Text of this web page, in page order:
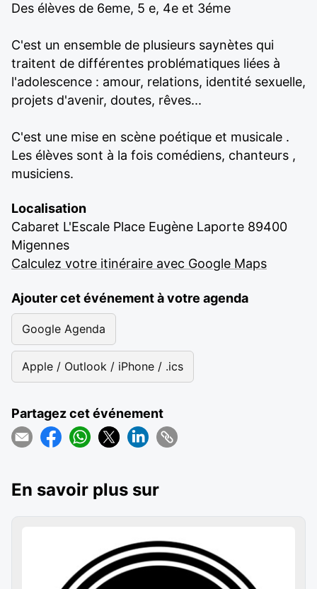
Des élèves de 6eme, 5 e, 4e et 3éme
C'est un ensemble de plusieurs saynètes qui
traitent de différentes problématiques liées à
l'adolescence : amour, relations, identité sexuelle,
projets d'avenir, doutes, rêves...
C'est une mise en scène poétique et musicale .
Les élèves sont à la fois comédiens, chanteurs ,
musiciens.
Localisation
Cabaret L'Escale Place Eugène Laporte 89400
Migennes
Calculez votre itinéraire avec Google Maps
Ajouter cet événement à votre agenda
Google Agenda
Apple / Outlook / iPhone / .ics
Partagez cet événement
En savoir plus sur